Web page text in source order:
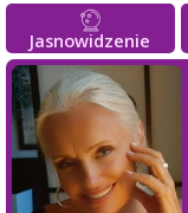
Jasnowidzenie